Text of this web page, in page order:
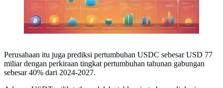
Perusahaan itu juga prediksi pertumbuhan USDC sebesar USD 77
miliar dengan perkiraan tingkat pertumbuhan tahunan gabungan
sebesar 40% dari 2024-2027.